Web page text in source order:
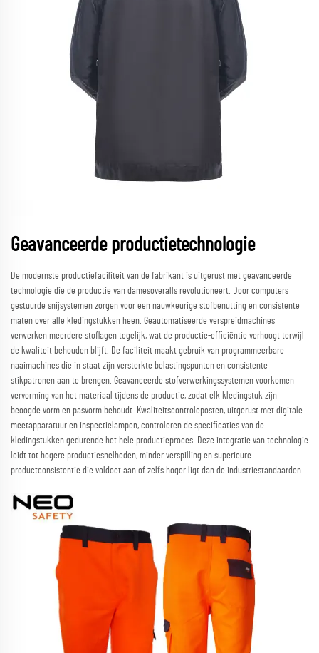
Geavanceerde productietechnologie
De modernste productiefaciliteit van de fabrikant is uitgerust met geavanceerde
technologie die de productie van damesoveralls revolutioneert. Door computers
gestuurde snijsystemen zorgen voor een nauwkeurige stofbenutting en consistente
maten over alle kledingstukken heen. Geautomatiseerde verspreidmachines
verwerken meerdere stoflagen tegelijk, wat de productie-efficiëntie verhoogt terwijl
de kwaliteit behouden blijft. De faciliteit maakt gebruik van programmeerbare
naaimachines die in staat zijn versterkte belastingspunten en consistente
stikpatronen aan te brengen. Geavanceerde stofverwerkingssystemen voorkomen
vervorming van het materiaal tijdens de productie, zodat elk kledingstuk zijn
beoogde vorm en pasvorm behoudt. Kwaliteitscontroleposten, uitgerust met digitale
meetapparatuur en inspectielampen, controleren de specificaties van de
kledingstukken gedurende het hele productieproces. Deze integratie van technologie
leidt tot hogere productiesnelheden, minder verspilling en superieure
productconsistentie die voldoet aan of zelfs hoger ligt dan de industriestandaarden.